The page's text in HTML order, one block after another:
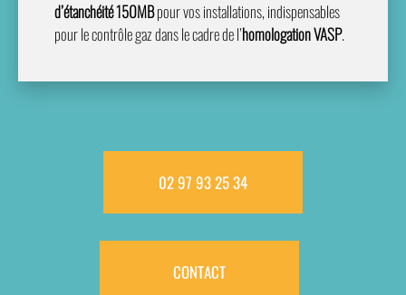
d’étanchéité 150MBpour vos installations, indispensables
pour le contrôle gaz dans le cadre de l’homologation VASP.
02 97 93 25 34
CONTACT